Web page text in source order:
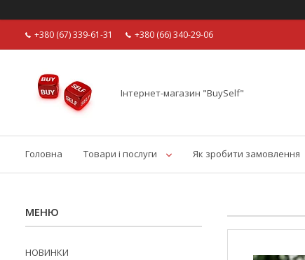
+380 (67) 339-61-31 +380 (66) 340-29-06
Інтернет-магазин "BuySelf"
Головна Товари і послуги Як зробити замовлення
НОВИНКИ